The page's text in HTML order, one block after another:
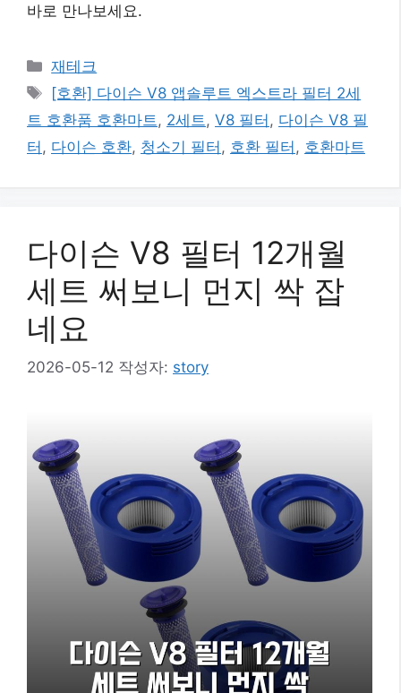
바로 만나보세요.
카
테
고
리
재테크
태
그
[호환] 다이슨 V8 앱솔루트 엑스트라 필터 2세
트 호환품 호환마트 , 2세트 , V8 필터 , 다이슨 V8 필
터 , 다이슨 호환, 청소기 필터 , 호환 필터 , 호환마트
다이슨 V8 필터 12개월
세트 써보니 먼지 싹 잡
네요
2026-05-12 작성자: story